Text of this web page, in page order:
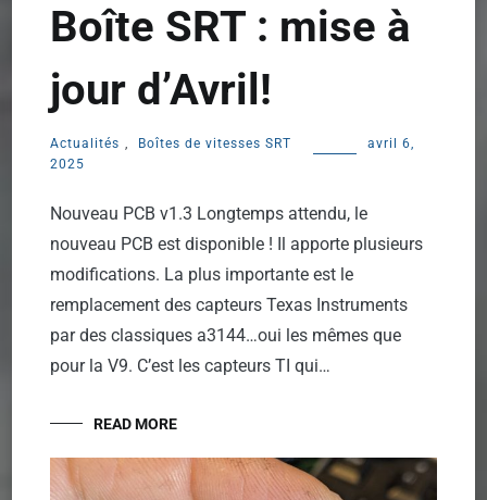
Boîte SRT : mise à
jour d’Avril!
Actualités , Boîtes de vitesses SRT
avril 6,
2025
Nouveau PCB v1.3 Longtemps attendu, le
nouveau PCB est disponible ! Il apporte plusieurs
modifications. La plus importante est le
remplacement des capteurs Texas Instruments
par des classiques a3144…oui les mêmes que
pour la V9. C’est les capteurs TI qui…
READ MORE